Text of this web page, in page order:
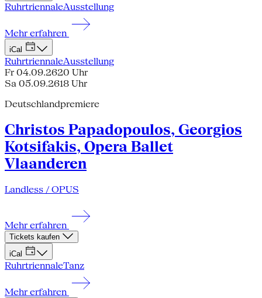
RuhrtriennaleAusstellung
Mehr erfahren
iCal
RuhrtriennaleAusstellung
Fr 04.09.2620 Uhr
Sa 05.09.2618 Uhr
Deutschlandpremiere
Christos Papadopoulos, Georgios
Kotsifakis, Opera Ballet
Vlaanderen
Landless / OPUS
Mehr erfahren
Tickets kaufen
iCal
RuhrtriennaleTanz
Mehr erfahren